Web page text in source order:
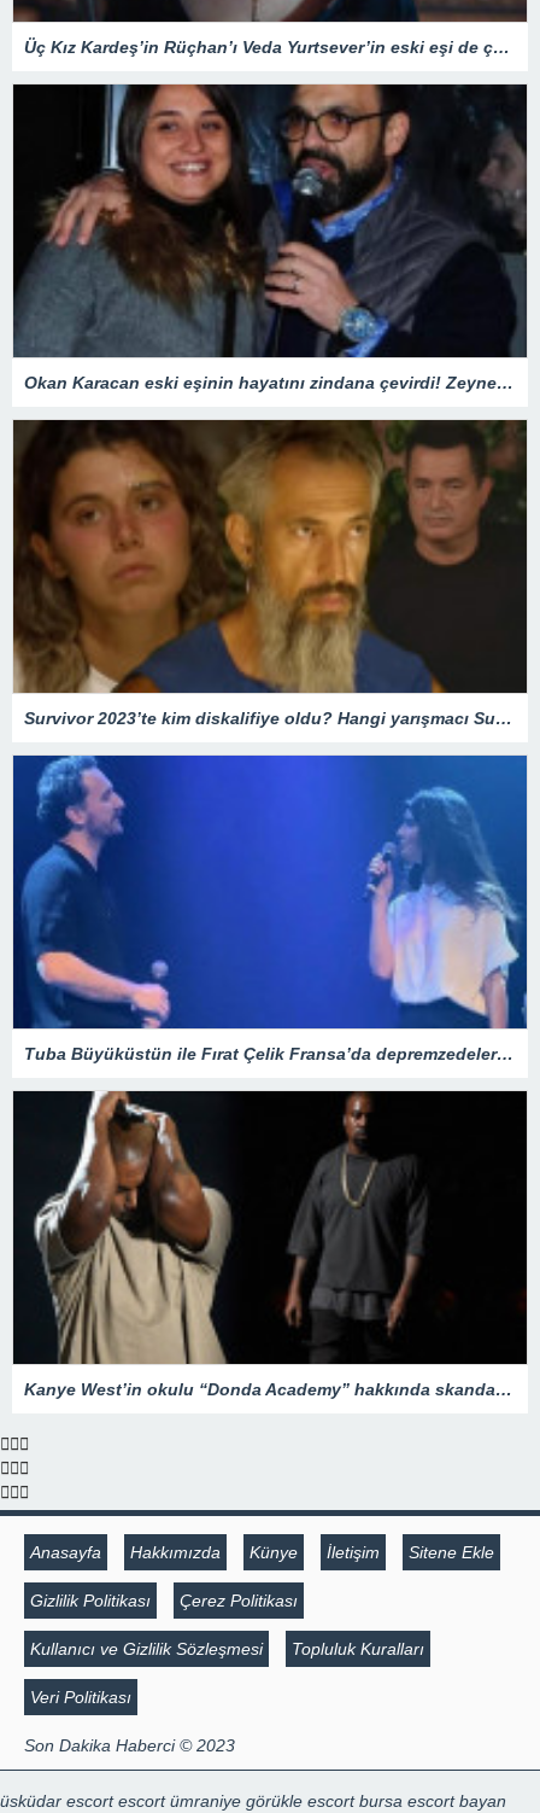
Üç Kız Kardeş’in Rüçhan’ı Veda Yurtsever’in eski eşi de çok ünlü çıktı! Meğer Güldür Güldür’ün yıldızıyla…
Okan Karacan eski eşinin hayatını zindana çevirdi! Zeynep Kadıoğlu savcılığa koştu: Beni tuzağa çekmeye çalışıyor
Survivor 2023’te kim diskalifiye oldu? Hangi yarışmacı Survivor’dan gönderildi? – Magazin Haberleri
Tuba Büyüküstün ile Fırat Çelik Fransa’da depremzedeler için yardım gecesi düzenledi
Kanye West’in okulu “Donda Academy” hakkında skandal iddialar – Son Dakika Magazin Haberleri
Anasayfa Hakkımızda Künye İletişim Sitene Ekle
Gizlilik Politikası Çerez Politikası
Kullanıcı ve Gizlilik Sözleşmesi Topluluk Kuralları
Veri Politikası
Son Dakika Haberci © 2023
üsküdar escort escort ümraniye görükle escort bursa escort bayan